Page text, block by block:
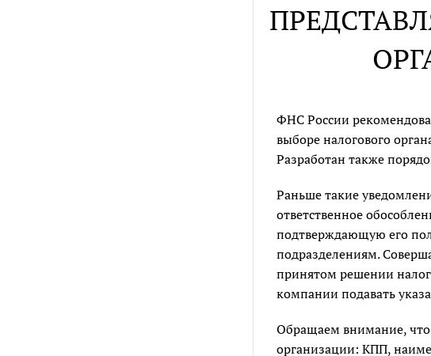
ФНС России
выборе налогового
Разработан также
Раньше такие
ответственное
подтверждающую его
подразделениям.
принятом решении
компании подавать
Обращаем внимание, что
организации: КПП,